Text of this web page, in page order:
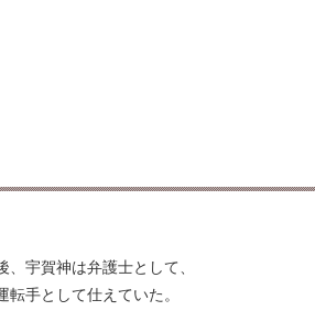
、宇賀神は弁護士として、
転手として仕えていた。